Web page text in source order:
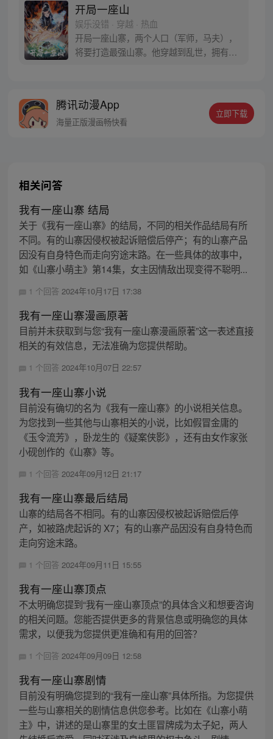
开局一座山
娱乐没错 · 穿越 · 热血
开局一座山寨，两个人口（军师，马夫），
将要打造最强山寨。他穿越到乱世，拥有一
名震古今，问一声：王侯将相，宁有种乎！
腾讯动漫App
海量正版漫画畅快看
立即下载
相关问答
我有一座山寨 结局
关于《我有一座山寨》的结局，不同的相关作品结局有所
不同。有的山寨因侵权被起诉赔偿后停产；有的山寨产品
因没有自身特色而走向穷途末路。在一些具体的故事中，
如《山寨小萌主》第14集，女主因情敌出现变得不聪明...
1 个回答 2024年10月17日 17:38
我有一座山寨漫画原著
目前并未获取到与您“我有一座山寨漫画原著”这一表述直接
相关的有效信息，无法准确为您提供帮助。
1 个回答 2024年10月07日 22:57
我有一座山寨小说
目前没有确切的名为《我有一座山寨》的小说相关信息。
为您找到一些其他与山寨相关的小说，比如假冒金庸的
《玉令流芳》，卧龙生的《疑案侠影》，还有由女作家张
小砚创作的《山寨》等。
1 个回答 2024年09月12日 21:17
我有一座山寨最后结局
山寨的结局各不相同。有的山寨因侵权被起诉赔偿后停
产，如被路虎起诉的 X7；有的山寨产品因没有自身特色而
走向穷途末路。
1 个回答 2024年09月11日 15:55
我有一座山寨顶点
不太明确您提到“我有一座山寨顶点”的具体含义和想要咨询
的相关问题。您能否提供更多的背景信息或明确您的具体
需求，以便我为您提供更准确和有用的回答？
1 个回答 2024年09月09日 12:58
我有一座山寨剧情
目前没有明确您提到的“我有一座山寨”具体所指。为您提供
一些与山寨相关的剧情信息供您参考。比如在《山寨小萌
主》中，讲述的是山寨里的女土匪冒牌成为太子妃，两人